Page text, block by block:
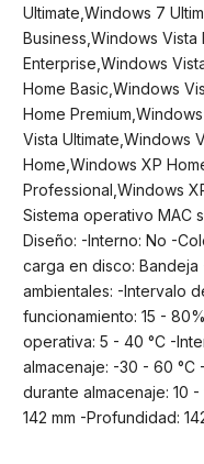
Ultimate,Windows 7
Business,Windows
Enterprise,Windows
Home Basic,Windows
Home
Vista Ultimate,Windows
Home,Windows XP
Professional,Windows
Sistema operativo MAC
Diseño: -Interno: No -
carga en disco:
ambientales: -Intervalo
funcionamiento: 15 -
operativa: 5 - 40 °C -
almacenaje: -30 - 60 °C
durante almacenaje: 10
142 mm -Profundidad: